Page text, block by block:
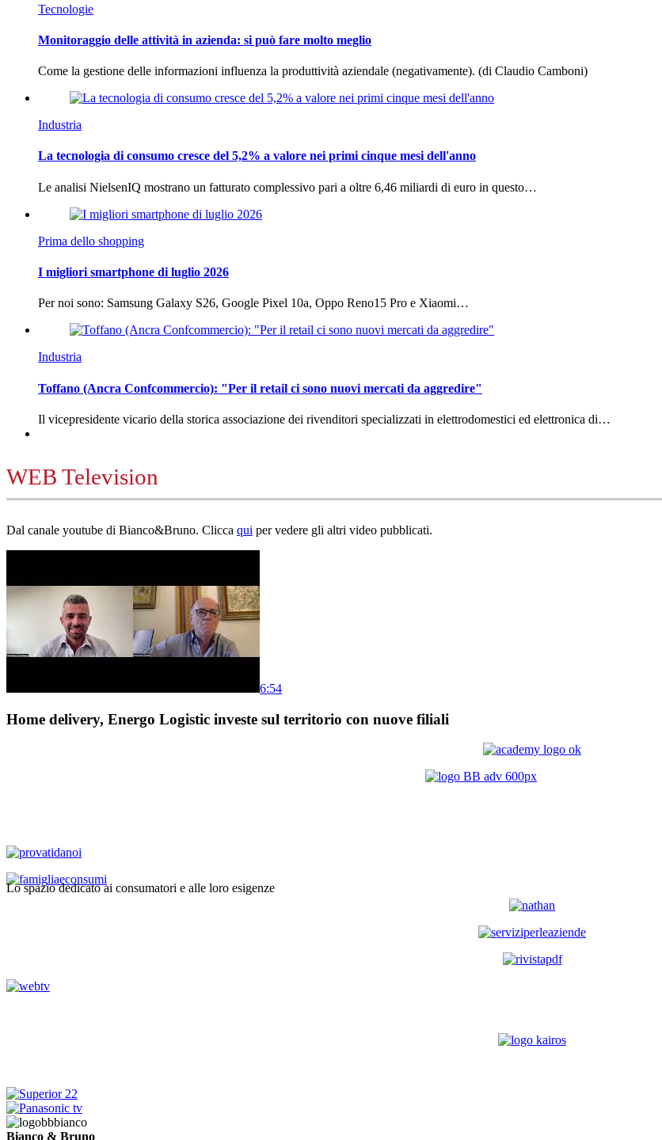
Tecnologie
Monitoraggio delle attività in azienda: si può fare molto meglio
Come la gestione delle informazioni influenza la produttività aziendale (negativamente). (di Claudio Camboni)
Industria
La tecnologia di consumo cresce del 5,2% a valore nei primi cinque mesi dell'anno
Le analisi NielsenIQ mostrano un fatturato complessivo pari a oltre 6,46 miliardi di euro in questo…
Prima dello shopping
I migliori smartphone di luglio 2026
Per noi sono: Samsung Galaxy S26, Google Pixel 10a, Oppo Reno15 Pro e Xiaomi…
Industria
Toffano (Ancra Confcommercio): "Per il retail ci sono nuovi mercati da aggredire"
Il vicepresidente vicario della storica associazione dei rivenditori specializzati in elettrodomestici ed elettronica di…
WEB Television
Dal canale youtube di Bianco&Bruno. Clicca qui per vedere gli altri video pubblicati.
6:54
Home delivery, Energo Logistic investe sul territorio con nuove filiali
Lo spazio dedicato ai consumatori e alle loro esigenze
Bianco & Bruno